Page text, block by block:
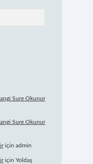
Sure Okunur
Sure Okunur
için admin
için Yoldaş